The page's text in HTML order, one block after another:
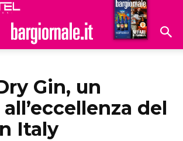
Hoteldomani
Gin, un
del
Italy